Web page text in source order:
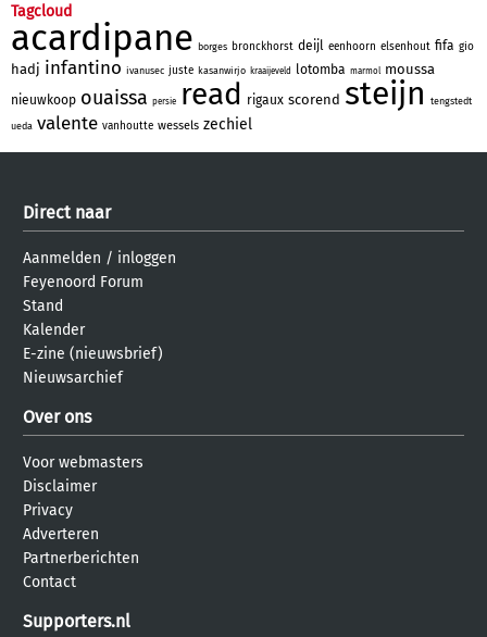
Tagcloud
acardipane borges bronckhorst deijl eenhoorn elsenhout fifa gio
hadj infantino ivanusec juste kasanwirjo kraaijeveld lotomba marmol moussa
nieuwkoop ouaissa persie read rigaux scorend steijn tengstedt
ueda valente vanhoutte wessels zechiel
Direct naar
Aanmelden / inloggen
Feyenoord Forum
Stand
Kalender
E-zine (nieuwsbrief)
Nieuwsarchief
Over ons
Voor webmasters
Disclaimer
Privacy
Adverteren
Partnerberichten
Contact
Supporters.nl